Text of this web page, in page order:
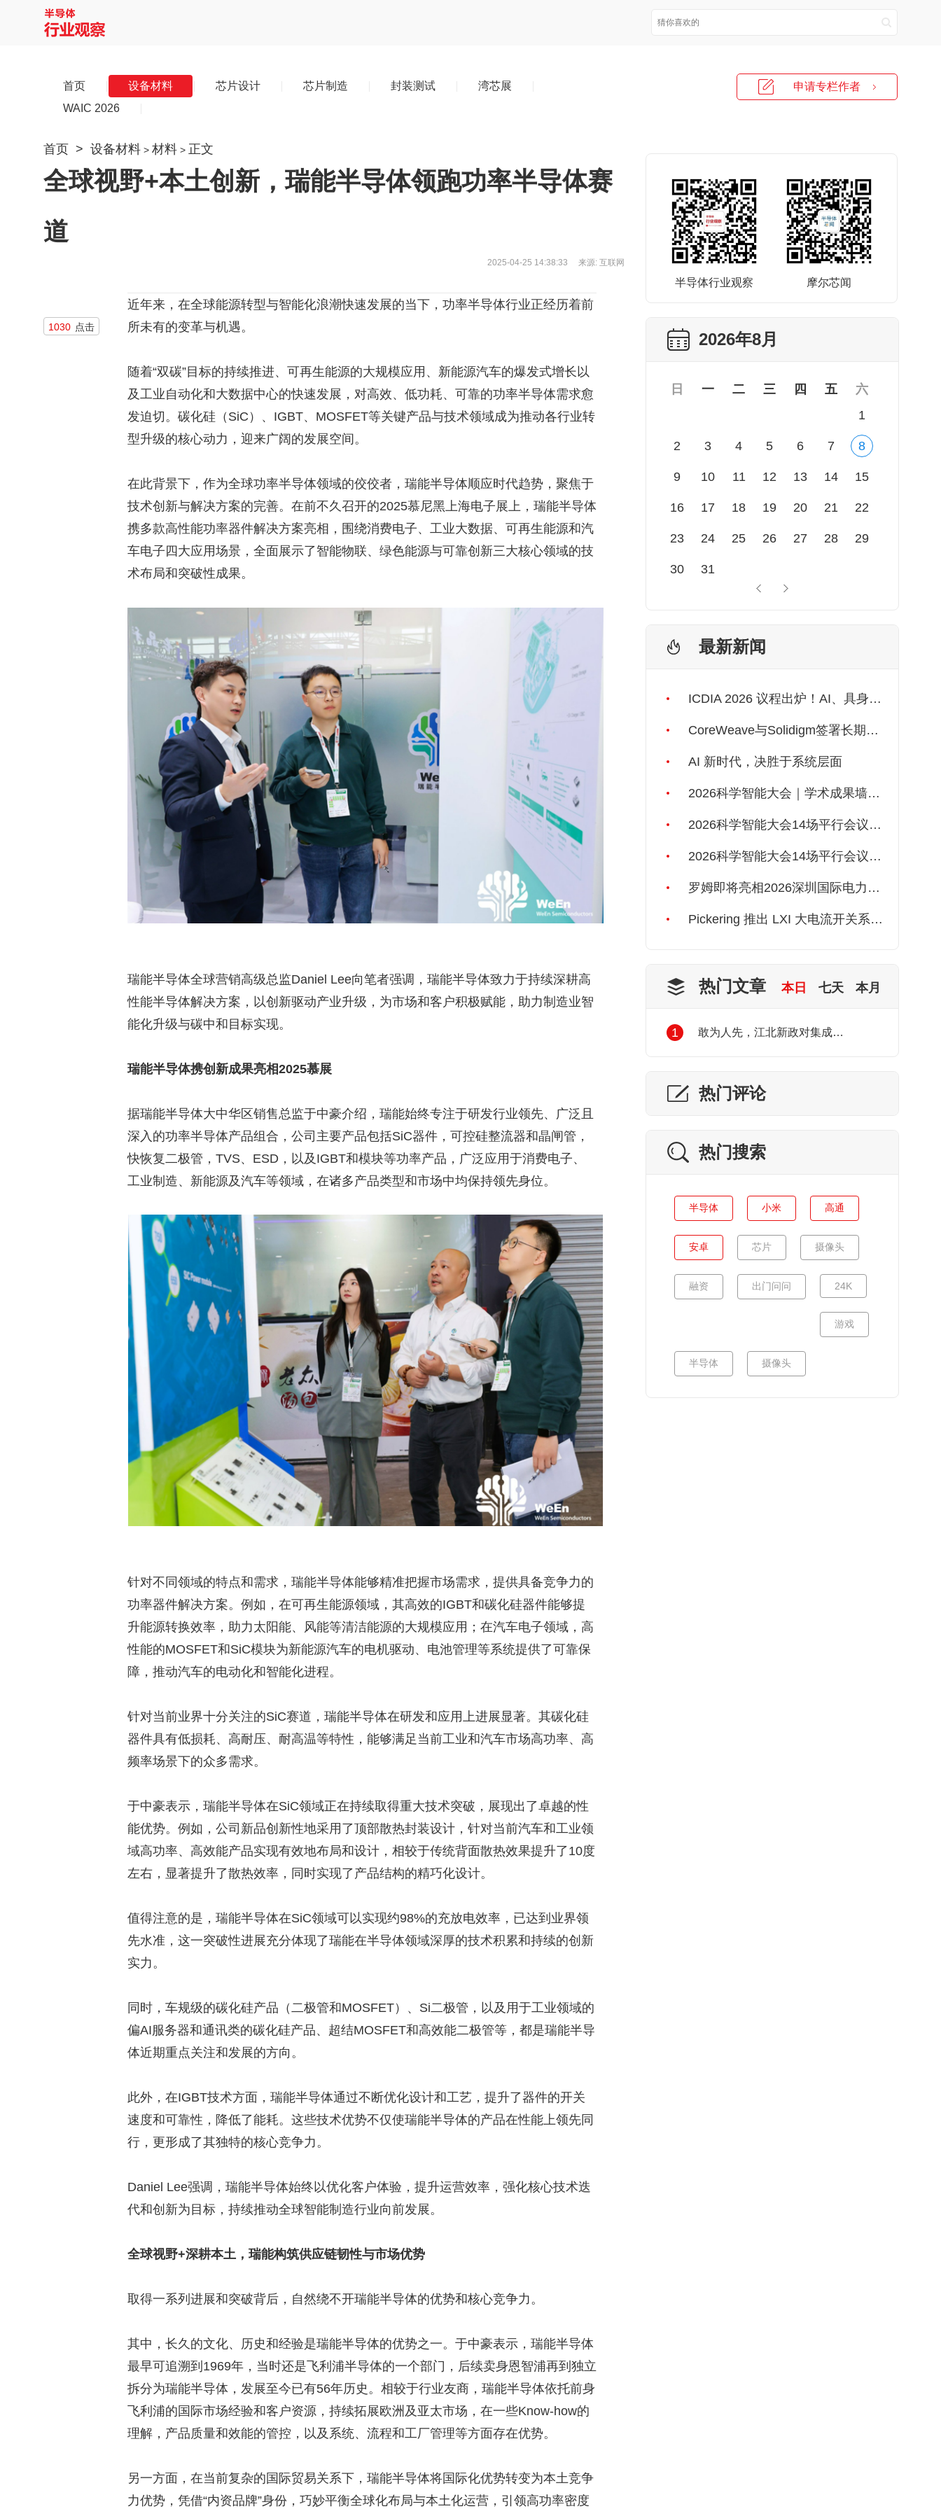
首页 设备材料 芯片设计 芯片制造 封装测试
湾芯展
WAIC 2026
首页 > 设备材料 > 材料 > 正文
全球视野+本土创新，瑞能半导体领跑功率半导体赛
道
2025-04-25 14:38:33 来源: 互联网
1030 点击
近年来，在全球能源转型与智能化浪潮快速发展的当下，功率半导体行业正经历着前
所未有的变革与机遇。
随着“双碳”目标的持续推进、可再生能源的大规模应用、新能源汽车的爆发式增长以
及工业自动化和大数据中心的快速发展，对高效、低功耗、可靠的功率半导体需求愈
发迫切。碳化硅（SiC）、IGBT、MOSFET等关键产品与技术领域成为推动各行业转
型升级的核心动力，迎来广阔的发展空间。
在此背景下，作为全球功率半导体领域的佼佼者，瑞能半导体顺应时代趋势，聚焦于
技术创新与解决方案的完善。在前不久召开的2025慕尼黑上海电子展上，瑞能半导体
携多款高性能功率器件解决方案亮相，围绕消费电子、工业大数据、可再生能源和汽
车电子四大应用场景，全面展示了智能物联、绿色能源与可靠创新三大核心领域的技
术布局和突破性成果。
瑞能半导体全球营销高级总监Daniel Lee向笔者强调，瑞能半导体致力于持续深耕高
性能半导体解决方案，以创新驱动产业升级，为市场和客户积极赋能，助力制造业智
能化升级与碳中和目标实现。
瑞能半导体携创新成果亮相2025慕展
据瑞能半导体大中华区销售总监于中豪介绍，瑞能始终专注于研发行业领先、广泛且
深入的功率半导体产品组合，公司主要产品包括SiC器件，可控硅整流器和晶闸管，
快恢复二极管，TVS、ESD，以及IGBT和模块等功率产品，广泛应用于消费电子、
工业制造、新能源及汽车等领域，在诸多产品类型和市场中均保持领先身位。
针对不同领域的特点和需求，瑞能半导体能够精准把握市场需求，提供具备竞争力的
功率器件解决方案。例如，在可再生能源领域，其高效的IGBT和碳化硅器件能够提
升能源转换效率，助力太阳能、风能等清洁能源的大规模应用；在汽车电子领域，高
性能的MOSFET和SiC模块为新能源汽车的电机驱动、电池管理等系统提供了可靠保
障，推动汽车的电动化和智能化进程。
针对当前业界十分关注的SiC赛道，瑞能半导体在研发和应用上进展显著。其碳化硅
器件具有低损耗、高耐压、耐高温等特性，能够满足当前工业和汽车市场高功率、高
频率场景下的众多需求。
于中豪表示，瑞能半导体在SiC领域正在持续取得重大技术突破，展现出了卓越的性
能优势。例如，公司新品创新性地采用了顶部散热封装设计，针对当前汽车和工业领
域高功率、高效能产品实现有效地布局和设计，相较于传统背面散热效果提升了10度
左右，显著提升了散热效率，同时实现了产品结构的精巧化设计。
值得注意的是，瑞能半导体在SiC领域可以实现约98%的充放电效率，已达到业界领
先水准，这一突破性进展充分体现了瑞能在半导体领域深厚的技术积累和持续的创新
实力。
同时，车规级的碳化硅产品（二极管和MOSFET）、Si二极管，以及用于工业领域的
偏AI服务器和通讯类的碳化硅产品、超结MOSFET和高效能二极管等，都是瑞能半导
体近期重点关注和发展的方向。
此外，在IGBT技术方面，瑞能半导体通过不断优化设计和工艺，提升了器件的开关
速度和可靠性，降低了能耗。这些技术优势不仅使瑞能半导体的产品在性能上领先同
行，更形成了其独特的核心竞争力。
Daniel Lee强调，瑞能半导体始终以优化客户体验，提升运营效率，强化核心技术迭
代和创新为目标，持续推动全球智能制造行业向前发展。
全球视野+深耕本土，瑞能构筑供应链韧性与市场优势
取得一系列进展和突破背后，自然绕不开瑞能半导体的优势和核心竞争力。
其中，长久的文化、历史和经验是瑞能半导体的优势之一。于中豪表示，瑞能半导体
最早可追溯到1969年，当时还是飞利浦半导体的一个部门，后续卖身恩智浦再到独立
拆分为瑞能半导体，发展至今已有56年历史。相较于行业友商，瑞能半导体依托前身
飞利浦的国际市场经验和客户资源，持续拓展欧洲及亚太市场，在一些Know-how的
理解，产品质量和效能的管控，以及系统、流程和工厂管理等方面存在优势。
另一方面，在当前复杂的国际贸易关系下，瑞能半导体将国际化优势转变为本土竞争
力优势，凭借“内资品牌”身份，巧妙平衡全球化布局与本土化运营，引领高功率密度
申请专栏作者
半导体行业观察 摩尔芯闻
2026年8月
日 一 二 三 四 五
六
1
2 3 4 5 6 7 8
9 10 11 12 13 14 15
16 17 18 19 20 21 22
23 24 25 26 27 28 29
30 31
最新新闻
ICDIA 2026 议程出炉！AI、具身智能、3D IC一应俱全！
CoreWeave与Solidigm签署长期供应协议，强化一体化人工智能云平台
AI 新时代，决胜于系统层面
2026科学智能大会｜学术成果墙报开放征集
2026科学智能大会14场平行会议之二丨科学数据如何被AI“读懂”
2026科学智能大会14场平行会议之一｜AI4S 基础理论：AI能否自己发现自然规律？
罗姆即将亮相2026深圳国际电力元件、可再生能源管理展览会暨研讨会
Pickering 推出 LXI 大电流开关系列，支持最高 80A、300V 信号
热门文章 本日 七天 本月
1 敢为人先，江北新政对集成电路产业发展的利好
热门评论
热门搜索
半导体 小米 高通
安卓 芯片 摄像头
融资 出门问问 24K
游戏
半导体 摄像头